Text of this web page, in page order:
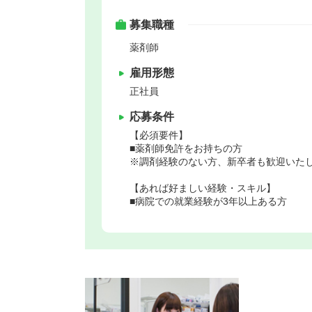
募集職種
薬剤師
雇用形態
正社員
応募条件
【必須要件】
■薬剤師免許をお持ちの方
※調剤経験のない方、新卒者も歓迎いた
【あれば好ましい経験・スキル】
■病院での就業経験が3年以上ある方